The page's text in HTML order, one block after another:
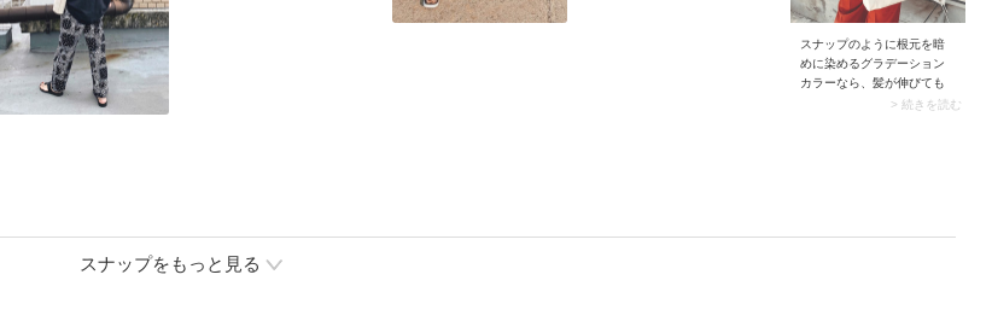
スナップのように根元を暗
めに染めるグラデーション
カラーなら、髪が伸びても
目立ちにくく頻繁なカラー
ーンが明るくなっているの
> 続きを読む
スナップをもっと見る